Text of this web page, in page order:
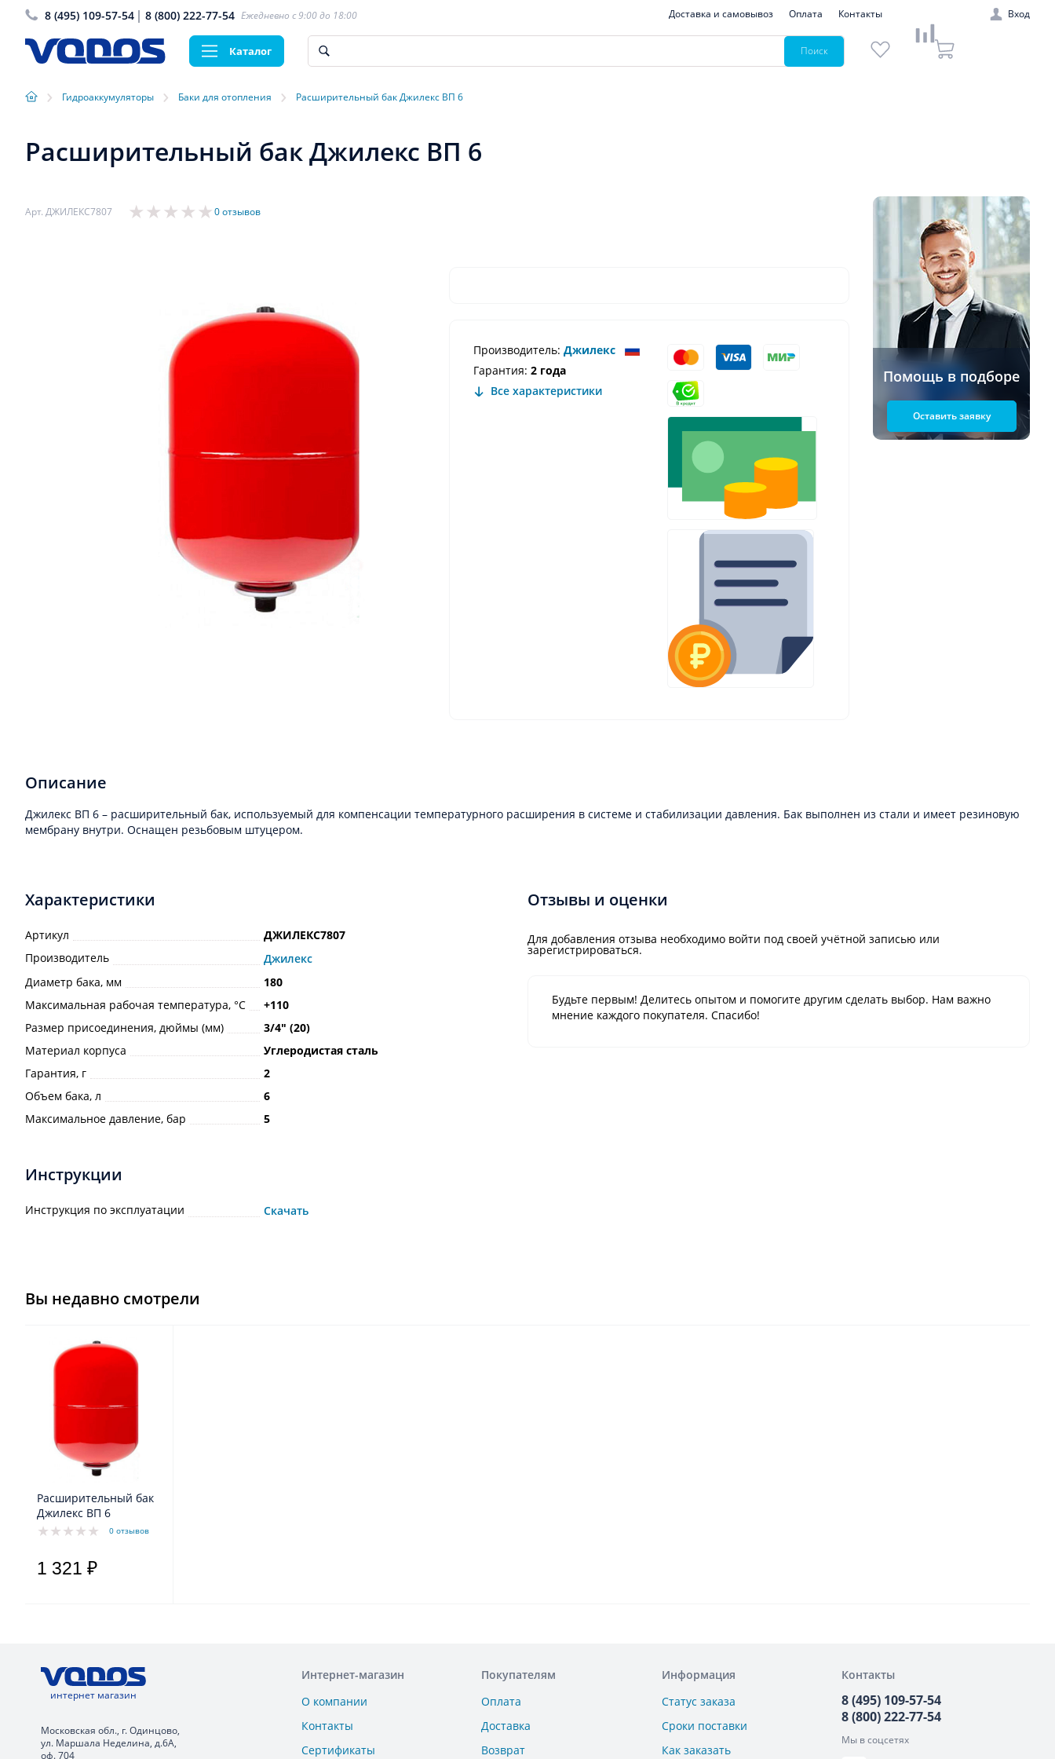
8 (495) 109-57-54 8 (800) 222-77-54 Ежедневно с 9:00 до 18:00 Доставка и самовывоз Оплата Контакты Вход
Каталог Поиск
› Гидроаккумуляторы › Баки для отопления › Расширительный бак Джилекс ВП 6
Расширительный бак Джилекс ВП 6
Арт. ДЖИЛЕКС7807 0 отзывов
Производитель: Джилекс
Гарантия: 2 года
Все характеристики
Помощь в подборе
Оставить заявку
Описание
Джилекс ВП 6 – расширительный бак, используемый для компенсации температурного расширения в системе и стабилизации давления. Бак выполнен из стали и имеет резиновую
мембрану внутри. Оснащен резьбовым штуцером.
Характеристики
Артикул
ДЖИЛЕКС7807
Производитель
Джилекс
Диаметр бака, мм
180
Максимальная рабочая температура, °С
+110
Размер присоединения, дюймы (мм)
3/4ʺ (20)
Материал корпуса
Углеродистая сталь
Гарантия, г
2
Объем бака, л
6
Максимальное давление, бар
5
Инструкции
Инструкция по эксплуатации Скачать
Отзывы и оценки
Для добавления отзыва необходимо войти под своей учётной записью или
зарегистрироваться.
Будьте первым! Делитесь опытом и помогите другим сделать выбор. Нам важно
мнение каждого покупателя. Спасибо!
Вы недавно смотрели
Расширительный бак
Джилекс ВП 6
0 отзывов
1 321 ₽
интернет магазин
Московская обл., г. Одинцово,
ул. Маршала Неделина, д.6А,
оф. 704
Интернет-магазин
О компании
Контакты
Сертификаты
Покупателям
Оплата
Доставка
Возврат
Информация
Статус заказа
Сроки поставки
Как заказать
Контакты
8 (495) 109-57-54
8 (800) 222-77-54
Мы в соцсетях